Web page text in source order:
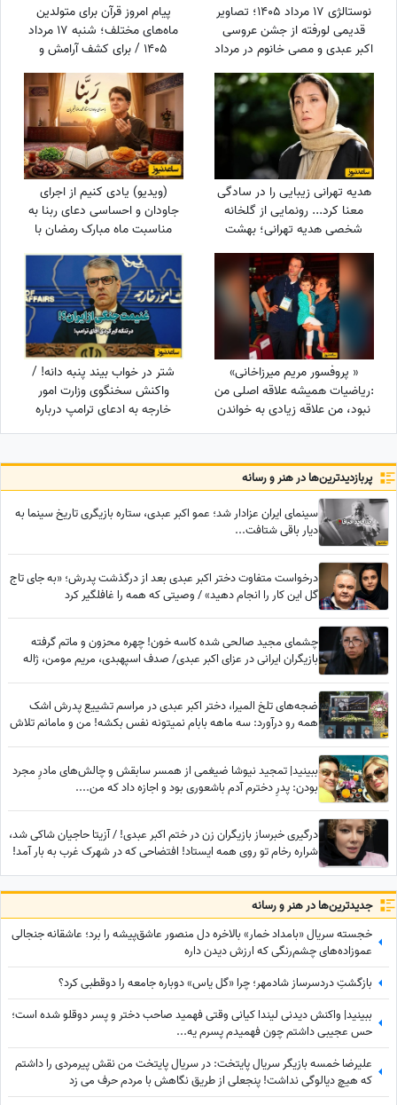
نوستالژی 17 مرداد 1405؛ تصاویر
قدیمی لورفته از جشن عروسی
اکبر عبدی و مصی خانوم در مرداد
1365
پیام امروز قرآن برای متولدین
ماه‌های مختلف؛ شنبه 17 مرداد
1405 / برای کشف آرامش و
خوشبختی به آغوش خدا برویم
هدیه تهرانی زیبایی را در سادگی
معنا کرد... رونمایی از گلخانه
شخصی هدیه تهرانی؛ بهشت
شمعدانی‌های رنگی خانم بازیگر
همه را شگفت‌زده کرد!
(ویدیو) یادی کنیم از اجرای
جاودان و احساسی دعای ربنا به
مناسبت ماه مبارک رمضان با
صدای خسرو آواز ایران استاد
شجریان
« پروفسور مریم میرزاخانی»
:ریاضیات همیشه علاقه اصلی من
نبود، من علاقه زیادی به خواندن
رمان داشتم، فکر میکردم یه روزی
شتر در خواب بیند پنبه دانه! /
واکنش سخنگوی وزارت امور
خارجه به ادعای ترامپ درباره
ایران
پربازدید‌ترین‌ها در هنر و رسانه
سینمای ایران عزادار شد؛ عمو اکبر عبدی، ستاره بازیگری تاریخ سینما به
دیار باقی شتافت...
درخواست متفاوت دختر اکبر عبدی بعد از درگذشت پدرش؛ «به جای تاج
گل این کار را انجام دهید» / وصیتی که همه را غافلگیر کرد
چشمای مجید صالحی شده کاسه خون! چهره محزون و ماتم گرفته
بازیگران ایرانی در عزای اکبر عبدی/ صدف اسپهبدی، مریم مومن، ژاله
ضجه‌های تلخ المیرا، دختر اکبر عبدی در مراسم تشییع پدرش اشک
همه رو درآورد: سه ماهه بابام نمیتونه نفس بکشه! من و مامانم تلاش
ببینید| تمجید نیوشا ضیغمی از همسر سابقش و چالش‌های مادرِ مجرد
بودن: پدرِ دخترم آدم باشعوری بود و اجازه داد که من....
درگیری خبرساز بازیگران زن در ختم اکبر عبدی! / آزیتا حاجیان شاکی شد،
شراره رخام تو روی همه ایستاد! افتضاحی که در شهرک غرب به بار آمد!
جدید‌ترین‌ها در هنر و رسانه
خجسته سریال «بامداد خمار» بالاخره دل منصور عاشق‌پیشه را برد؛ عاشقانه جنجالی
عموزاده‌های چشم‌رنگی که ارزش دیدن داره
بازگشتِ دردسرساز شادمهر؛ چرا «گل یاس» دوباره جامعه را دو‌قطبی کرد؟
ببینید| واکنش دیدنی لیندا کیانی وقتی فهمید صاحب دختر و پسر دوقلو شده است؛
حس عجیبی داشتم چون فهمیدم پسرم یه...
علیرضا خمسه بازیگر سریال پایتخت: در سریال پایتخت من نقش پیرمردی را داشتم
که هیچ دیالوگی نداشت! پنجعلی از طریق نگاهش با مردم حرف می زد